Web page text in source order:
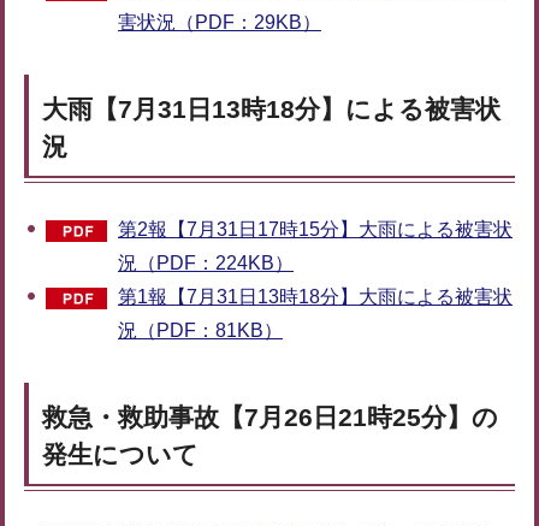
害状況（PDF：29KB）
大雨【7月31日13時18分】による被害状
況
第2報【7月31日17時15分】大雨による被害状
況（PDF：224KB）
第1報【7月31日13時18分】大雨による被害状
況（PDF：81KB）
救急・救助事故【7月26日21時25分】の
発生について